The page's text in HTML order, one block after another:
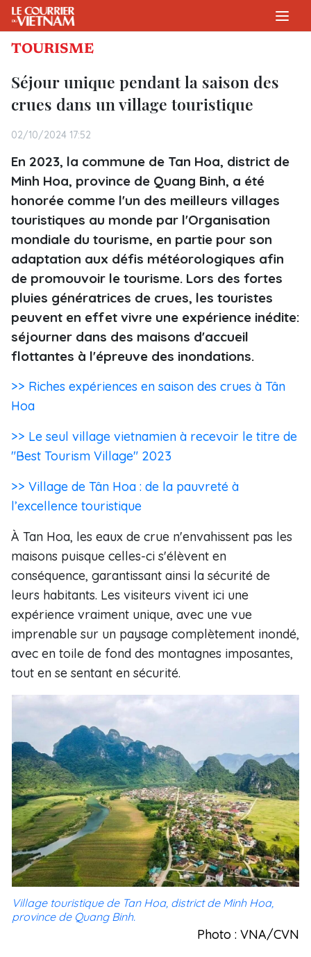
TOURISME
Séjour unique pendant la saison des
crues dans un village touristique
02/10/2024 17:52
En 2023, la commune de Tan Hoa, district de
Minh Hoa, province de Quang Binh, a été
honorée comme l'un des meilleurs villages
touristiques au monde par l'Organisation
mondiale du tourisme, en partie pour son
adaptation aux défis météorologiques afin
de promouvoir le tourisme. Lors des fortes
pluies génératrices de crues, les touristes
peuvent en effet vivre une expérience inédite:
séjourner dans des maisons d'accueil
flottantes à l'épreuve des inondations.
>> Riches expériences en saison des crues à Tân
Hoa
>> Le seul village vietnamien à recevoir le titre de
"Best Tourism Village" 2023
>> Village de Tân Hoa : de la pauvreté à
l’excellence touristique
À Tan Hoa, les eaux de crue n'envahissent pas les
maisons puisque celles-ci s'élèvent en
conséquence, garantissant ainsi la sécurité de
leurs habitants. Les visiteurs vivent ici une
expérience vraiment unique, avec une vue
imprenable sur un paysage complètement inondé,
avec en toile de fond des montagnes imposantes,
tout en se sentant en sécurité.
Village touristique de Tan Hoa, district de Minh Hoa,
province de Quang Binh.
Photo : VNA/CVN